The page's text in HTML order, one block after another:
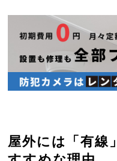
屋外には「有線